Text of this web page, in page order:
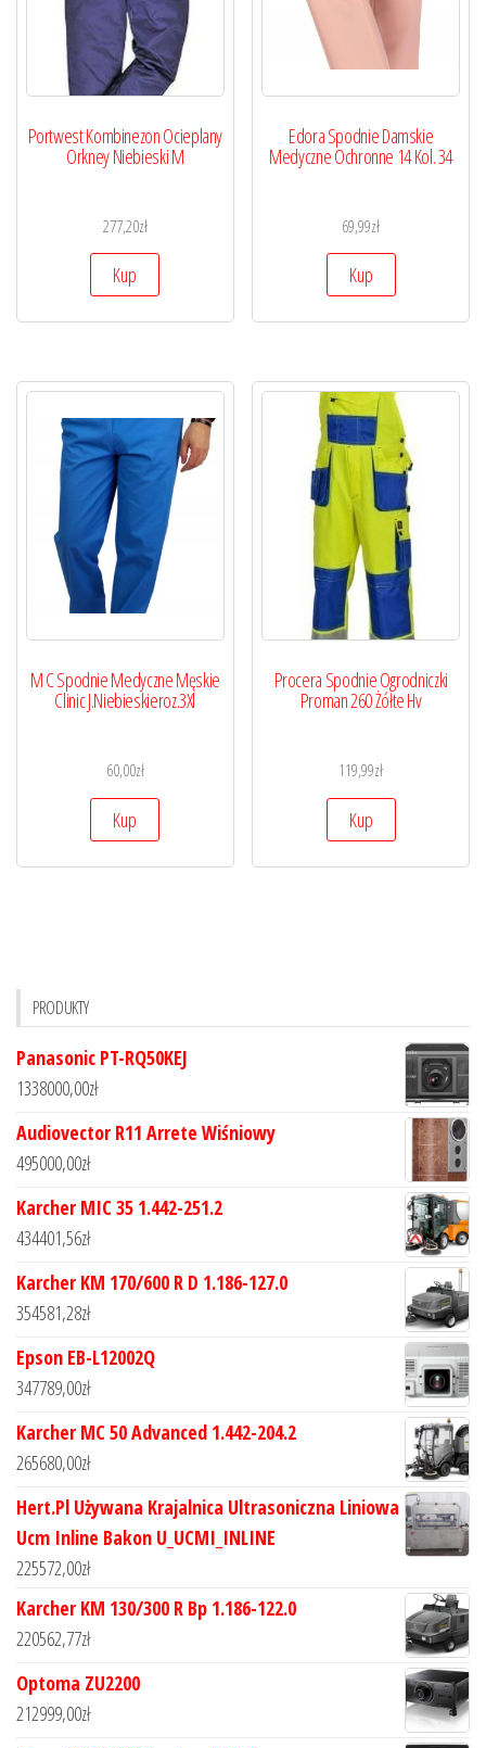
Portwest Kombinezon Ocieplany
Orkney Niebieski M
277,20zł
Kup
Edora Spodnie Damskie
Medyczne Ochronne 14 Kol. 34
69,99zł
Kup
M C Spodnie Medyczne Męskie
Clinic J.Niebieskieroz.3Xl
60,00zł
Kup
Procera Spodnie Ogrodniczki
Proman 260 Żółte Hv
119,99zł
Kup
PRODUKTY
Panasonic PT-RQ50KEJ
1338000,00zł
Audiovector R11 Arrete Wiśniowy
495000,00zł
Karcher MIC 35 1.442-251.2
434401,56zł
Karcher KM 170/600 R D 1.186-127.0
354581,28zł
Epson EB-L12002Q
347789,00zł
Karcher MC 50 Advanced 1.442-204.2
265680,00zł
Hert.Pl Używana Krajalnica Ultrasoniczna Liniowa
Ucm Inline Bakon U_UCMI_INLINE
225572,00zł
Karcher KM 130/300 R Bp 1.186-122.0
220562,77zł
Optoma ZU2200
212999,00zł